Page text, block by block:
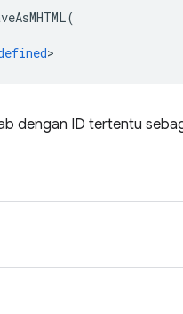
(
>
dengan ID tertentu